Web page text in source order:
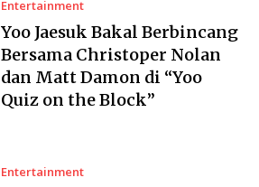
Entertainment
Yoo Jaesuk Bakal Berbincang
Bersama Christoper Nolan
dan Matt Damon di “Yoo
Quiz on the Block”
Entertainment